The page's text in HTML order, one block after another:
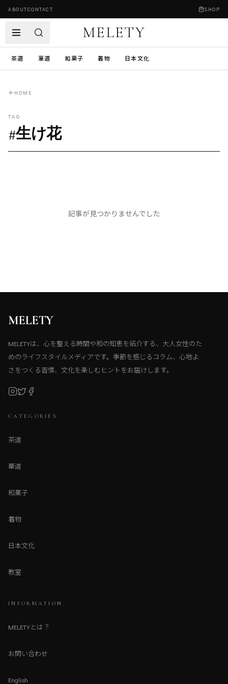
ABOUTCONTACT SHOP
MELETY
茶道 華道 和菓子 着物 日本文化
HOME
TAG
#生け花
記事が見つかりませんでした
MELETY
MELETYは、心を整える時間や和の知恵を紹介する、大人女性のた
めのライフスタイルメディアです。季節を感じるコラム、心地よ
さをつくる習慣、文化を楽しむヒントをお届けします。
CATEGORIES
茶道
華道
和菓子
着物
日本文化
教室
INFORMATION
MELETYとは？
お問い合わせ
English